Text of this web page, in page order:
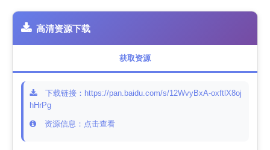
高清资源下载
获取资源
下载链接：https://pan.baidu.com/s/12WvyBxA-oxftlX8oj
hHrPg
资源信息：点击查看